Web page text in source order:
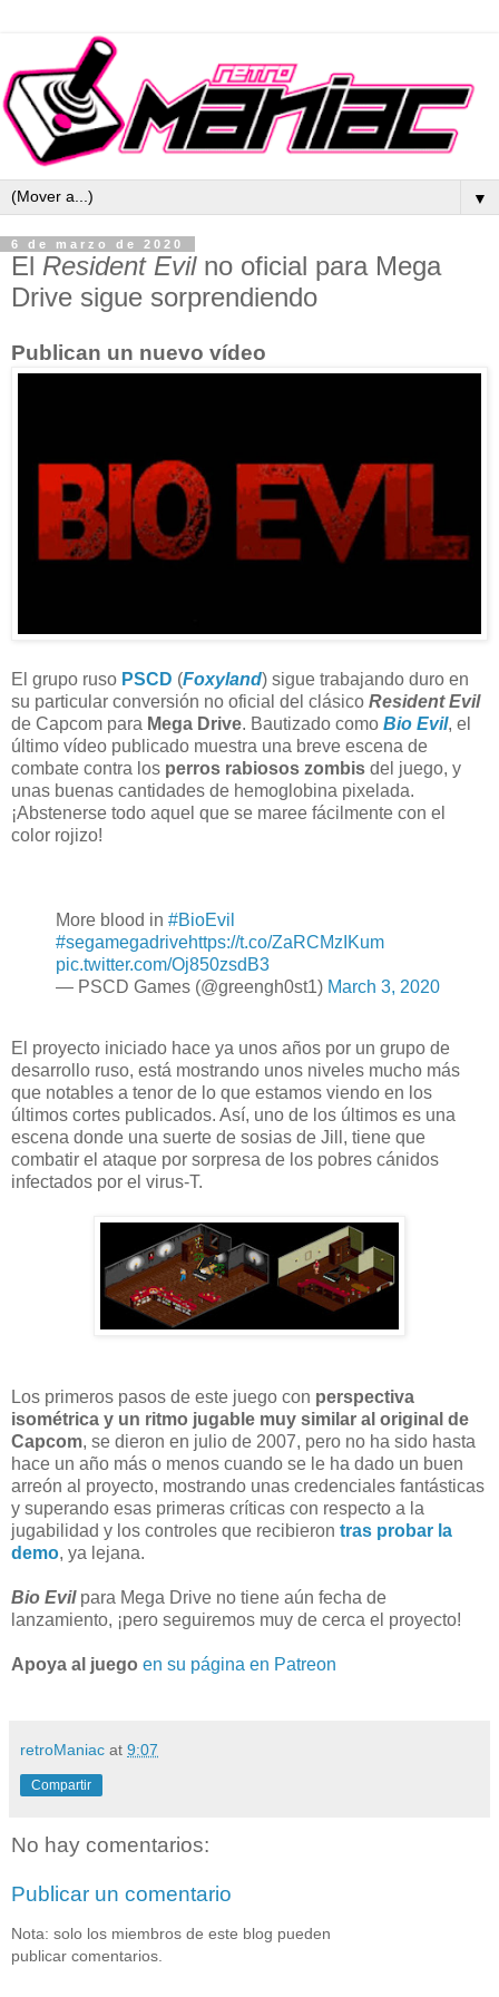
▼
6 de marzo de 2020
El Resident Evilno oficial para Mega
Drive sigue sorprendiendo
Publican un nuevo vídeo
El grupo ruso PSCD (Foxyland) sigue trabajando duro en
su particular conversión no oficial del clásico Resident Evil
de Capcom para Mega Drive. Bautizado como Bio Evil, el
último vídeo publicado muestra una breve escena de
combate contra los perros rabiosos zombis del juego, y
unas buenas cantidades de hemoglobina pixelada.
¡Abstenerse todo aquel que se maree fácilmente con el
color rojizo!
More blood in #BioEvil
#segamegadrivehttps://t.co/ZaRCMzIKum
pic.twitter.com/Oj850zsdB3
— PSCD Games (@greengh0st1) March 3, 2020
El proyecto iniciado hace ya unos años por un grupo de
desarrollo ruso, está mostrando unos niveles mucho más
que notables a tenor de lo que estamos viendo en los
últimos cortes publicados. Así, uno de los últimos es una
escena donde una suerte de sosias de Jill, tiene que
combatir el ataque por sorpresa de los pobres cánidos
infectados por el virus-T.
Los primeros pasos de este juego con perspectiva
isométrica y un ritmo jugable muy similar al original de
Capcom, se dieron en julio de 2007, pero no ha sido hasta
hace un año más o menos cuando se le ha dado un buen
arreón al proyecto, mostrando unas credenciales fantásticas
y superando esas primeras críticas con respecto a la
jugabilidad y los controles que recibieron tras probar la
demo, ya lejana.
Bio Evil para Mega Drive no tiene aún fecha de
lanzamiento, ¡pero seguiremos muy de cerca el proyecto!
Apoya al juego en su página en Patreon
retroManiac at 9:07
Compartir
No hay comentarios:
Publicar un comentario
Nota: solo los miembros de este blog pueden
publicar comentarios.